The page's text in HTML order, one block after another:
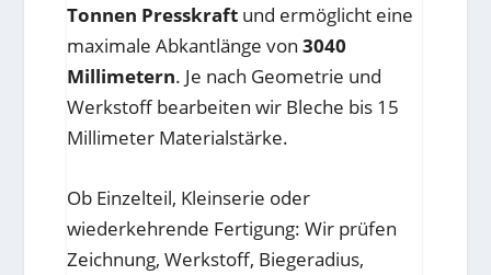
Tonnen Presskraftund ermöglicht eine
maximale Abkantlänge von 3040
Millimetern. Je nach Geometrie und
Werkstoff bearbeiten wir Bleche bis 15
Millimeter Materialstärke.
Ob Einzelteil, Kleinserie oder
wiederkehrende Fertigung: Wir prüfen
Zeichnung, Werkstoff, Biegeradius,